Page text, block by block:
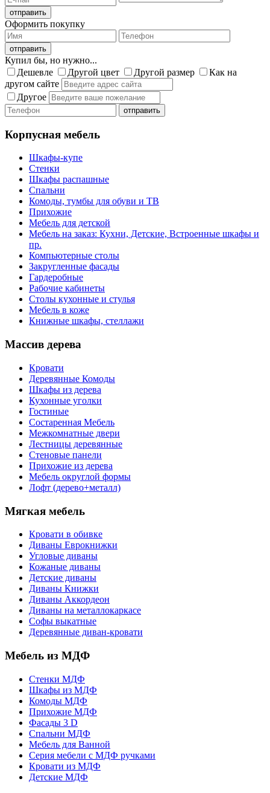
Оформить покупку
Купил бы, но нужно...
Дешевле
Другой цвет Другой размер
Как на
другом сайте
Другое
Корпусная мебель
Шкафы-купе
Стенки
Шкафы распашные
Спальни
Комоды, тумбы для обуви и ТВ
Прихожие
Мебель для детской
Мебель на заказ: Кухни, Детские, Встроенные шкафы и
пр.
Компьютерные столы
Закругленные фасады
Гардеробные
Рабочие кабинеты
Столы кухонные и стулья
Мебель в коже
Книжные шкафы, стеллажи
Массив дерева
Кровати
Деревянные Комоды
Шкафы из дерева
Кухонные уголки
Гостиные
Состаренная Мебель
Межкомнатные двери
Лестницы деревянные
Стеновые панели
Прихожие из дерева
Мебель округлой формы
Лофт (дерево+металл)
Мягкая мебель
Кровати в обивке
Диваны Еврокнижки
Угловые диваны
Кожаные диваны
Детские диваны
Диваны Книжки
Диваны Аккордеон
Диваны на металлокаркасе
Софы выкатные
Деревянные диван-кровати
Мебель из МДФ
Стенки МДФ
Шкафы из МДФ
Комоды МДФ
Прихожие МДФ
Фасады 3 D
Спальни МДФ
Мебель для Ванной
Серия мебели с МДФ ручками
Кровати из МДФ
Детские МДФ